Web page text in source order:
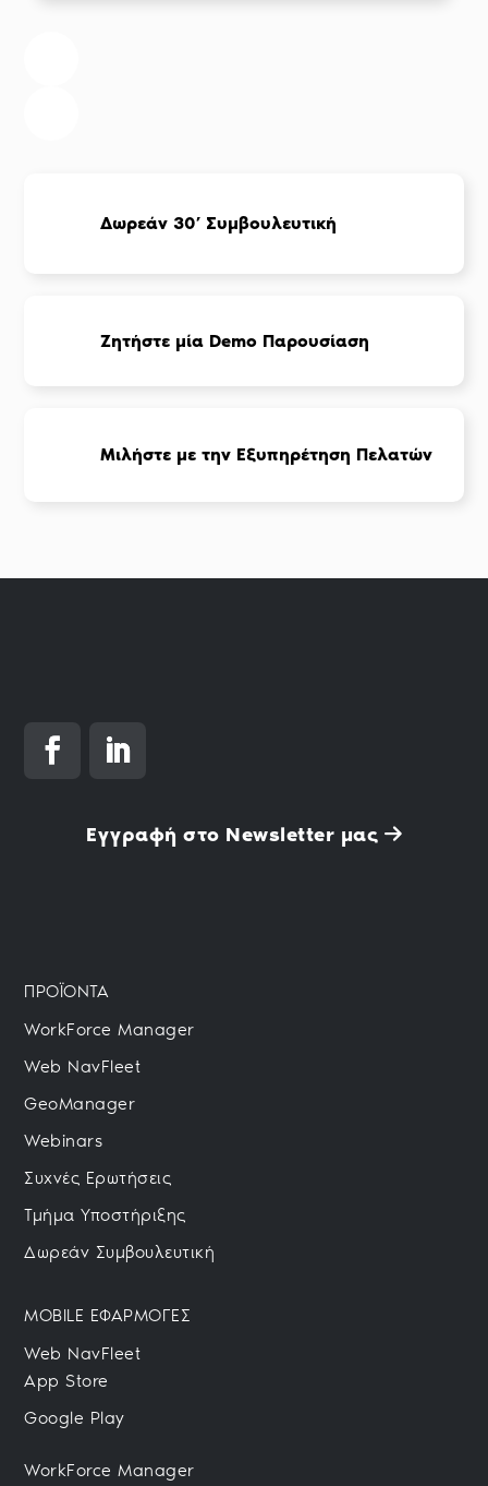
Δωρεάν 30’ Συμβουλευτική
Ζητήστε μία Demo Παρουσίαση
Μιλήστε με την Εξυπηρέτηση Πελατών
Εγγραφή στο Newsletter μας
ΠΡΟΪΟΝΤΑ
WorkForce Manager
Web NavFleet
GeoManager
Webinars
Συχνές Ερωτήσεις
Τμήμα Υποστήριξης
Δωρεάν Συμβουλευτική
MOBILE ΕΦΑΡΜΟΓΕΣ
Web NavFleet
App Store
Google Play
WorkForce Manager